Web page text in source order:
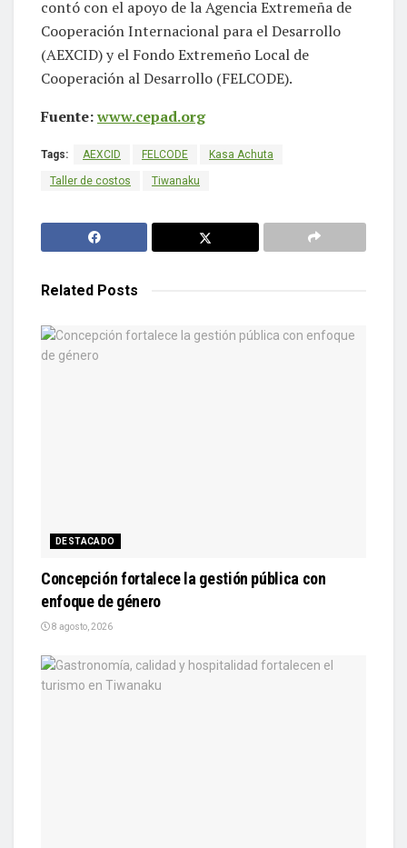
contó con el apoyo de la Agencia Extremeña de
Cooperación Internacional para el Desarrollo
(AEXCID) y el Fondo Extremeño Local de
Cooperación al Desarrollo (FELCODE).
Fuente:www.cepad.org
Tags: AEXCID FELCODE Kasa Achuta
Taller de costos Tiwanaku
Related Posts
DESTACADO
Concepción fortalece la gestión pública con
enfoque de género
8 agosto, 2026